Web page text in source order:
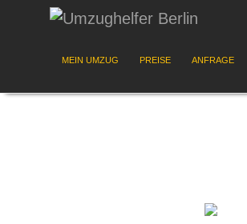
MEIN UMZUG PREISE ANFRAGE